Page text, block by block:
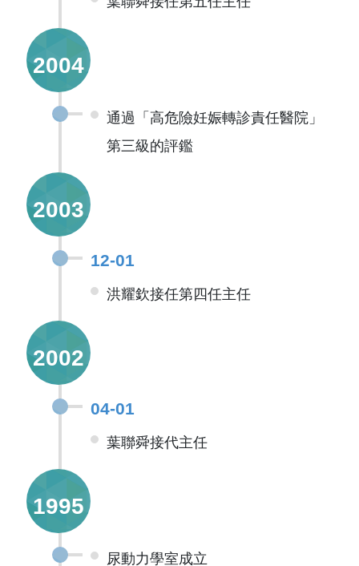
2004
通過「高危險妊娠轉診責任醫院」
第三級的評鑑
2003
12-01
洪耀欽接任第四任主任
2002
04-01
葉聯舜接代主任
1995
尿動力學室成立